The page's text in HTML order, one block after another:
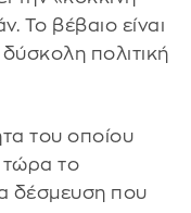
Το βέβαιο είναι
πολιτική
του οποίου
τώρα το
δέσμευση που